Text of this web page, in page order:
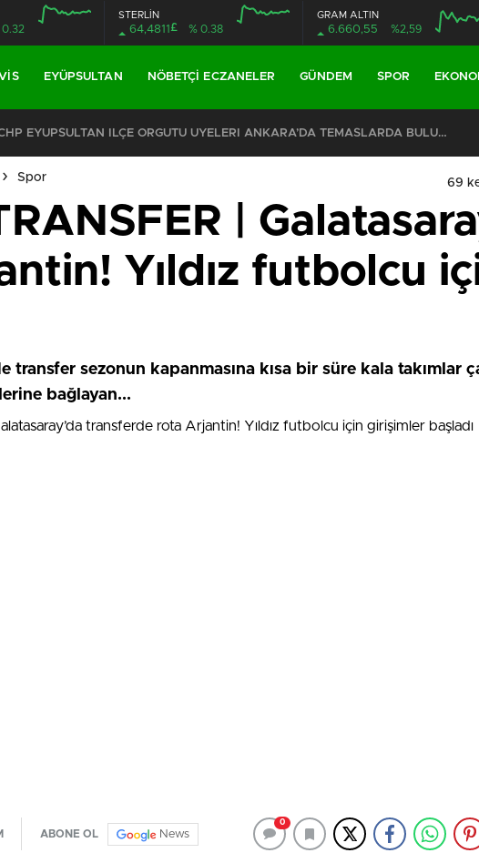
0.32
STERLİN
64,4811 £ % 0.38
GRAM ALTIN
6.660,55 %2,59
EYÜPSULTAN NÖBETÇI ECZANELER GÜNDEM SPOR
CHP EYÜPSULTAN İLÇE ÖRGÜTÜ ÜYELERİ ANKARA’DA TEMASLARDA BULUNDU
Spor 69
|
Yıldız futbolcu
sezonun kapanmasına kısa bir süre kala takımlar
bağlayan...
ABONE OL News
0